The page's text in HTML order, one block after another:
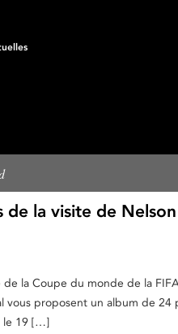
la visite de
de la Coupe du monde de la
vous proposent un album de 24
le 19 […]